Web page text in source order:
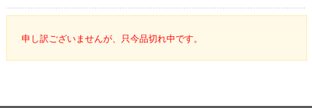
申し訳ございませんが、只今品切れ中です。